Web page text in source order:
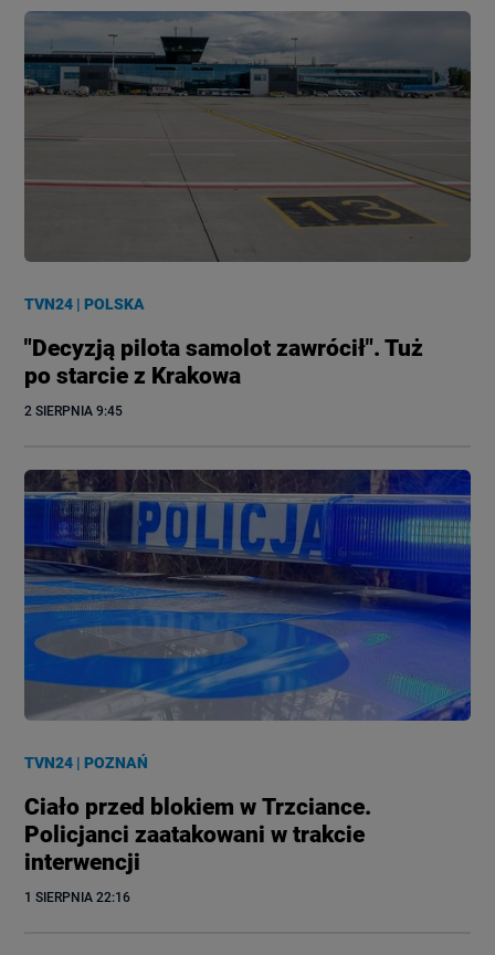
TVN24 |POLSKA
"Decyzją pilota samolot zawrócił". Tuż
po starcie z Krakowa
2 SIERPNIA 9:45
TVN24 |POZNAŃ
Ciało przed blokiem w Trzciance.
Policjanci zaatakowani w trakcie
interwencji
1 SIERPNIA 22:16